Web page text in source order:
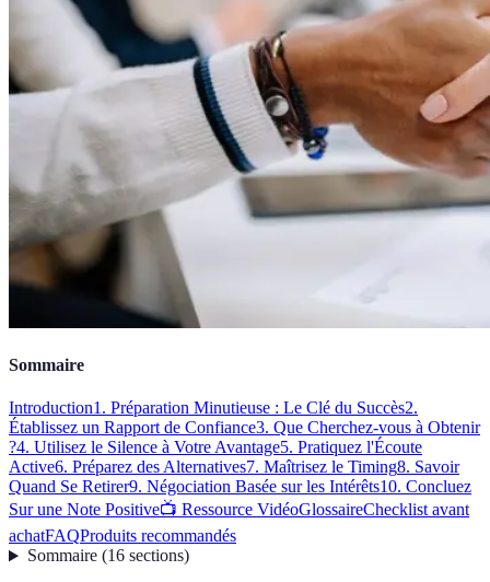
Sommaire
Introduction1. Préparation Minutieuse : Le Clé du Succès2.
Établissez un Rapport de Confiance3. Que Cherchez-vous à Obtenir
?4. Utilisez le Silence à Votre Avantage5. Pratiquez l'Écoute
Active6. Préparez des Alternatives7. Maîtrisez le Timing8. Savoir
Quand Se Retirer9. Négociation Basée sur les Intérêts10. Concluez
Sur une Note Positive📺 Ressource VidéoGlossaireChecklist avant
achatFAQProduits recommandés
Sommaire(16 sections)